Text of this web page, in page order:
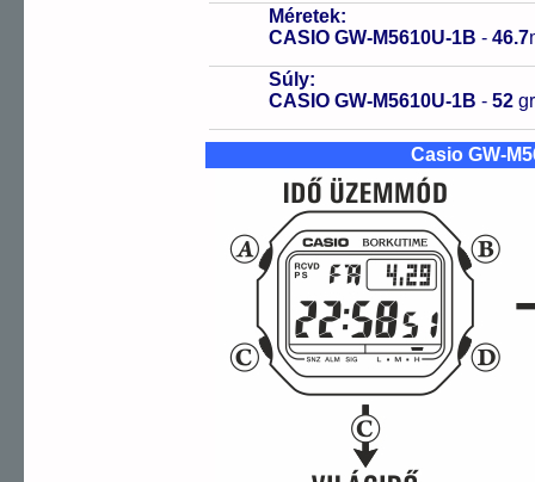
Méretek:
CASIO GW-M5610U-1B - 46.7
Súly:
CASIO GW-M5610U-1B - 52
Casio GW-